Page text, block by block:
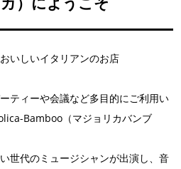
いしいイタリアンのお店
ティーや会議など多目的にご利用い
Bamboo（マジョリカバンブ
世代のミュージシャンが出演し、音